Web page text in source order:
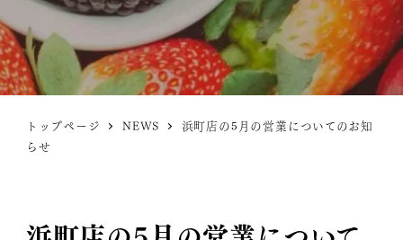
トップページ NEWS
浜町店の5月の営業についてのお知
らせ